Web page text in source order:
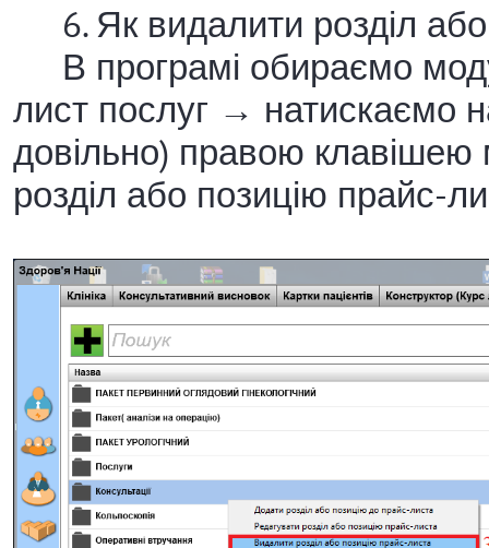
6. Як видалити розділ
В програмі обираємо
лист послуг → натискаємо
довільно) правою
розділ або позицію прайс-